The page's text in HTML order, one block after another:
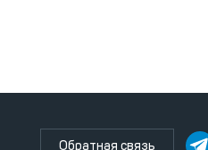
Обратная связь